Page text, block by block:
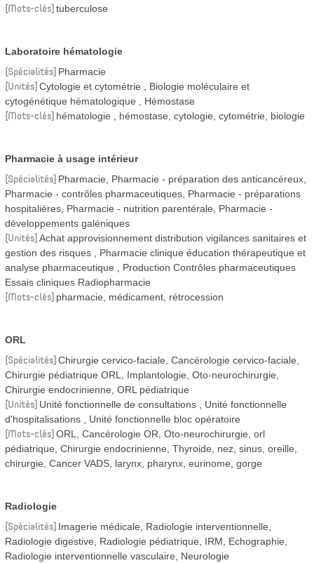
Mots-clés tuberculose
Laboratoire hématologie
Spécialités Pharmacie
Unités Cytologie et cytométrie
Biologie moléculaire et
cytogénétique hématologique
Hémostase
Mots-clés hématologie , hémostase, cytologie, cytométrie, biologie
Pharmacie à usage intérieur
Spécialités Pharmacie, Pharmacie - préparation des anticancéreux,
Pharmacie - contrôles pharmaceutiques, Pharmacie - préparations
hospitalières, Pharmacie - nutrition parentérale, Pharmacie -
développements galéniques
Unités Achat approvisionnement distribution vigilances sanitaires et
gestion des risques
Pharmacie clinique éducation thérapeutique et
analyse pharmaceutique
Production Contrôles pharmaceutiques
Essais cliniques Radiopharmacie
Mots-clés pharmacie, médicament, rétrocession
ORL
Spécialités Chirurgie cervico-faciale, Cancérologie cervico-faciale,
Chirurgie pédiatrique ORL, Implantologie, Oto-neurochirurgie,
Chirurgie endocrinienne, ORL pédiatrique
Unités Unité fonctionnelle de consultations
Unité fonctionnelle
d'hospitalisations
Unité fonctionnelle bloc opératoire
Mots-clés ORL, Cancérologie OR, Oto-neurochirurgie, orl
pédiatrique, Chirurgie endocrinienne, Thyroide, nez, sinus, oreille,
chirurgie, Cancer VADS, larynx, pharynx, eurinome, gorge
Radiologie
Spécialités Imagerie médicale, Radiologie interventionnelle,
Radiologie digestive, Radiologie pédiatrique, IRM, Echographie,
Radiologie interventionnelle vasculaire, Neurologie